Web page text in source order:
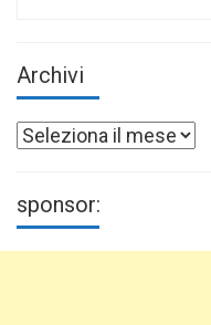
Archivi
Archivi
sponsor: